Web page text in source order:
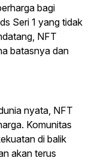
bagi
Seri 1 yang tidak
NFT
batasnya dan
nyata, NFT
Komunitas
di balik
akan terus